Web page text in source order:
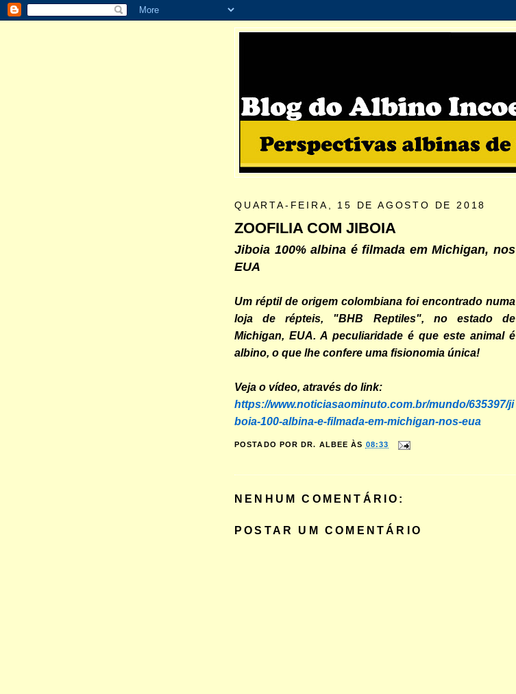
QUARTA-FEIRA, 15 DE AGOSTO DE 2018
ZOOFILIA COM JIBOIA
Jiboia 100% albina é filmada em Michigan, nos
EUA
Um réptil de origem colombiana foi encontrado numa
loja de répteis, "BHB Reptiles", no estado de
Michigan, EUA. A peculiaridade é que este animal é
albino, o que lhe confere uma fisionomia única!
Veja o vídeo, através do link:
https://www.noticiasaominuto.com.br/mundo/635397/ji
boia-100-albina-e-filmada-em-michigan-nos-eua
POSTADO POR DR. ALBEE ÀS 08:33
NENHUM COMENTÁRIO:
POSTAR UM COMENTÁRIO